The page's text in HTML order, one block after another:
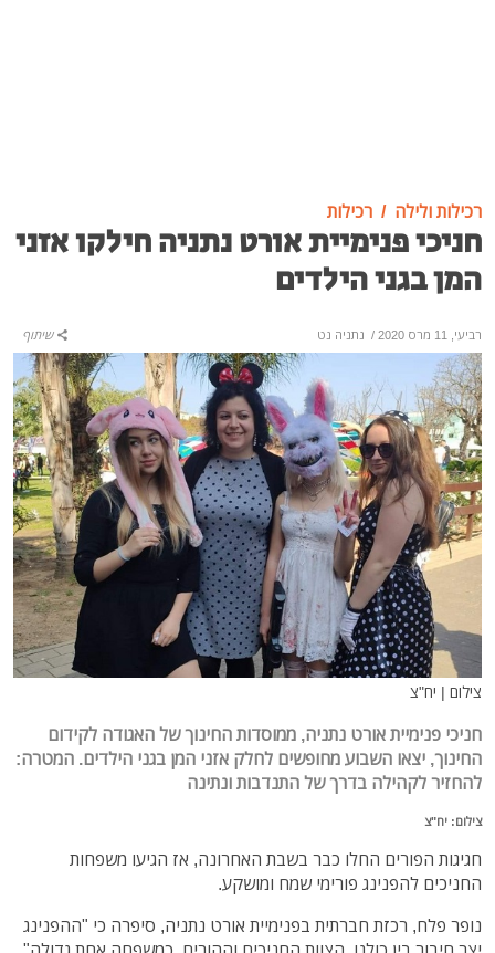
רכילות ולילה רכילות
חניכי פנימיית אורט נתניה חילקו אזני
המן בגני הילדים
רביעי, 11 מרס 2020 / נתניה נט שיתוף
צילום | יח"צ
חניכי פנימיית אורט נתניה, ממוסדות החינוך של האגודה לקידום
החינוך, יצאו השבוע מחופשים לחלק אזני המן בגני הילדים. המטרה:
להחזיר לקהילה בדרך של התנדבות ונתינה
צילום: יח"צ
חגיגות הפורים החלו כבר בשבת האחרונה, אז הגיעו משפחות
החניכים להפנינג פורימי שמח ומושקע.
נופר פלח, רכזת חברתית בפנימיית אורט נתניה, סיפרה כי "ההפנינג